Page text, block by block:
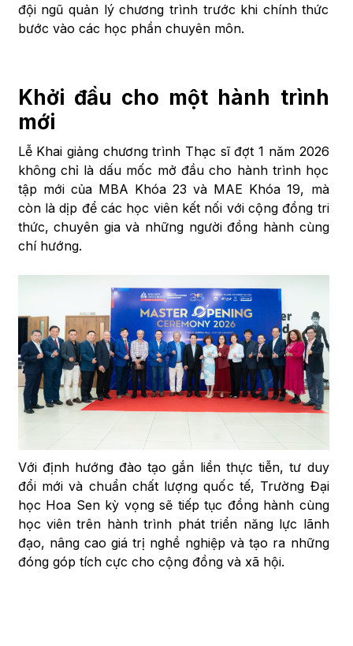
đội ngũ quản lý chương trình trước khi chính thức
bước vào các học phần chuyên môn.
Khởi đầu cho một hành trình
mới
Lễ Khai giảng chương trình Thạc sĩ đợt 1 năm 2026
không chỉ là dấu mốc mở đầu cho hành trình học
tập mới của MBA Khóa 23 và MAE Khóa 19, mà
còn là dịp để các học viên kết nối với cộng đồng tri
thức, chuyên gia và những người đồng hành cùng
chí hướng.
Với định hướng đào tạo gắn liền thực tiễn, tư duy
đổi mới và chuẩn chất lượng quốc tế, Trường Đại
học Hoa Sen kỳ vọng sẽ tiếp tục đồng hành cùng
học viên trên hành trình phát triển năng lực lãnh
đạo, nâng cao giá trị nghề nghiệp và tạo ra những
đóng góp tích cực cho cộng đồng và xã hội.